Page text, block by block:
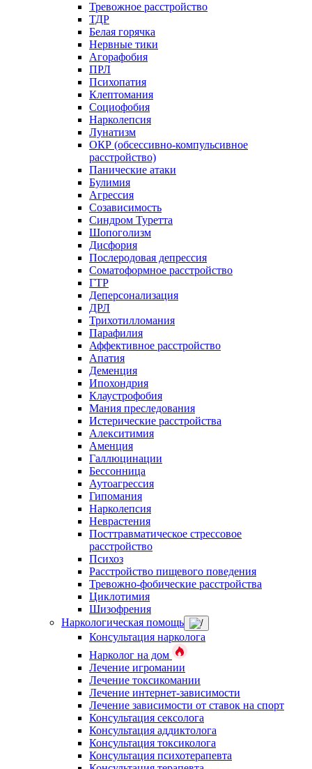
Тревожное расстройство
ТДР
Белая горячка
Нервные тики
Агорафобия
ПРЛ
Психопатия
Клептомания
Социофобия
Нарколепсия
Лунатизм
ОКР (обсессивно-компульсивное
расстройство)
Панические атаки
Булимия
Агрессия
Созависимость
Синдром Туретта
Шопоголизм
Дисфория
Послеродовая депрессия
Соматоформное расстройство
ГТР
Деперсонализация
ДРЛ
Трихотилломания
Парафилия
Аффективное расстройство
Апатия
Деменция
Ипохондрия
Клаустрофобия
Мания преследования
Истерические расстройства
Алекситимия
Аменция
Галлюцинации
Бессонница
Аутоагрессия
Гипомания
Нарколепсия
Неврастения
Посттравматическое стрессовое
расстройство
Психоз
Расстройство пищевого поведения
Тревожно-фобические расстройства
Циклотимия
Шизофрения
Наркологическая помощь
Консультация нарколога
Нарколог на дом
Лечение игромании
Лечение токсикомании
Лечение интернет-зависимости
Лечение зависимости от ставок на спорт
Консультация сексолога
Консультация аддиктолога
Консультация токсиколога
Консультация психотерапевта